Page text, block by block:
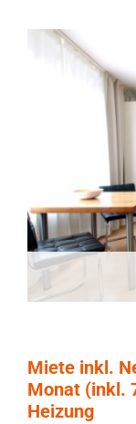
Miete inkl.
Monat (inkl.
Heizung